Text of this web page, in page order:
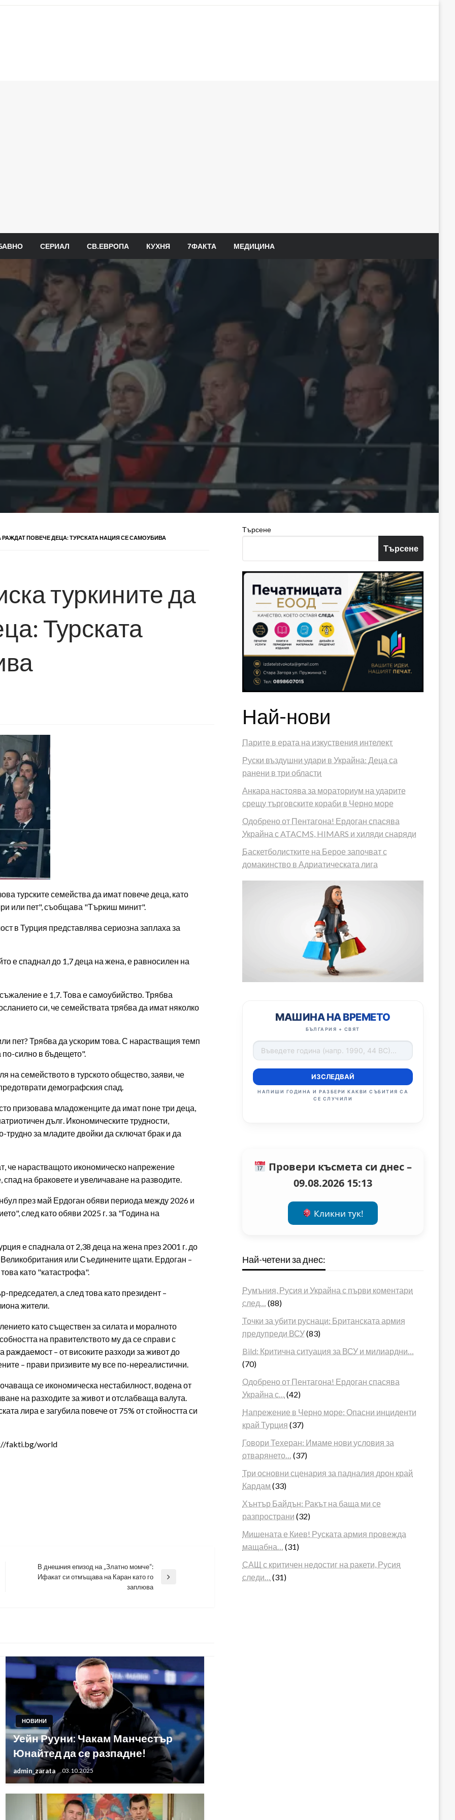
СЕРИАЛ СВ.ЕВРОПА КУХНЯ 7ФАКТА МЕДИЦИНА
РАЖДАТ ПОВЕЧЕ ДЕЦА: ТУРСКАТА НАЦИЯ СЕ САМОУБИВА
туркините да
Турската
турските семейства да имат повече деца, като
или пет", съобщава "Търкиш минит".
в Турция представлява сериозна заплаха за
е спаднал до 1,7 деца на жена, е равносилен на
е 1,7. Това е самоубийство. Трябва
си, че семействата трябва да имат няколко
пет? Трябва да ускорим това. С нарастващия темп
по-силно в бъдещето".
на семейството в турското общество, заяви, че
демографския спад.
призовава младоженците да имат поне три деца,
дълг. Икономическите трудности,
за младите двойки да сключат брак и да
че нарастващото икономическо напрежение
на браковете и увеличаване на разводите.
през май Ердоган обяви периода между 2026 и
след като обяви 2025 г. за "Година на
е спаднала от 2,38 деца на жена през 2001 г. до
или Съединените щати. Ердоган –
като "катастрофа".
председател, а след това като президент –
жители.
като съществен за силата и моралното
на правителството му да се справи с
– от високите разходи за живот до
– прави призивите му все по-нереалистични.
се икономическа нестабилност, водена от
на разходите за живот и отслабваща валута.
лира е загубила повече от 75% от стойността си
fakti.bg/world
В днешния епизод на „Златно момче“:
Ифакат си отмъщава на Каран като го
заплюва
НОВИНИ
Уейн Рууни: Чакам Манчестър
Юнайтед да се разпадне!
admin_zarata 03.10.2025
Търсене
Търсене
Най-нови
Парите в ерата на изкуствения интелект
Руски въздушни удари в Украйна: Деца са
ранени в три области
Анкара настоява за мораториум на ударите
срещу търговските кораби в Черно море
Одобрено от Пентагона! Ердоган спасява
Украйна с ATACMS, HIMARS и хиляди снаряди
Баскетболистките на Берое започват с
домакинство в Адриатическата лига
МАШИНА НА ВРЕМЕТО
БЪЛГАРИЯ + СВЯТ
ИЗСЛЕДВАЙ
НАПИШИ ГОДИНА И РАЗБЕРИ КАКВИ СЪБИТИЯ СА
СЕ СЛУЧИЛИ
Провери късмета си днес –
09.08.2026 15:13
Кликни тук!
Най-четени за днес:
Румъния, Русия и Украйна с първи коментари
след…
(88)
Точки за убити руснаци: Британската армия
предупреди ВСУ(83)
Bild: Критична ситуация за ВСУ и милиардни…
(70)
Одобрено от Пентагона! Ердоган спасява
Украйна с…
(42)
Напрежение в Черно море: Опасни инциденти
край Турция (37)
Говори Техеран: Имаме нови условия за
отварянето…
(37)
Три основни сценария за падналия дрон край
Кардам (33)
Хънтър Байдън: Ракът на баща ми се
разпространи (32)
Мишената е Киев! Руската армия провежда
мащабна…
(31)
САЩ с критичен недостиг на ракети, Русия
следи…
(31)